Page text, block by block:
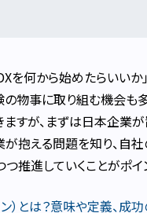
を何から始めたらいいか
物事に取り組む機会も
すが、まずは日本企業
抱える問題を知り、
推進していくことがポイ
）とは？意味や定義、成